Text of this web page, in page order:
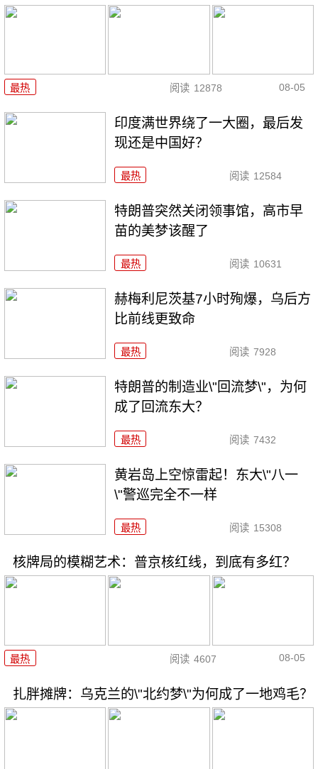
最热 阅读 12878 08-05
印度满世界绕了一大圈，最后发
现还是中国好？
最热 阅读 12584
特朗普突然关闭领事馆，高市早
苗的美梦该醒了
最热 阅读 10631
赫梅利尼茨基7小时殉爆，乌后方
比前线更致命
最热 阅读 7928
特朗普的制造业\"回流梦\"，为何
成了回流东大？
最热 阅读 7432
黄岩岛上空惊雷起！东大\"八一
\"警巡完全不一样
最热 阅读 15308
核牌局的模糊艺术：普京核红线，到底有多红？
最热 阅读 4607 08-05
扎胖摊牌：乌克兰的\"北约梦\"为何成了一地鸡毛？